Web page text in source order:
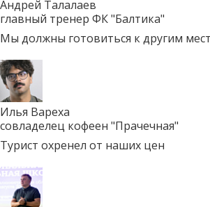
Андрей Талалаев
главный тренер ФК "Балтика"
Мы должны готовиться к другим
Илья Вареха
совладелец кофеен "Прачечная"
Турист охренел от наших цен